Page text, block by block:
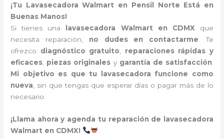
¡Tu Lavasecadora Walmart en Pensil Norte Está en
Buenas Manos!
Si tienes una
lavasecadora Walmart en CDMX que
necesita reparación, no dudes en contactarme . Te
ofrezco diagnóstico gratuito
reparaciones rápidas y
eficaces piezas originales y garantía de satisfacción
Mi objetivo es que tu lavasecadora funcione como
nueva , sin que tengas que esperar días o pagar más de lo
necesario.
¡Llama ahora y agenda tu reparación de lavasecadora
Walmart en CDMX!